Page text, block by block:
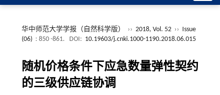
华中师范大学学报（自然科学版） ›› 2018, Vol. 52 ››
Issue
(06) : 850 -861. DOI: 10.19603/j.cnki.1000-1190.2018.06.015
随机价格条件下应急数量弹性契约
的三级供应链协调